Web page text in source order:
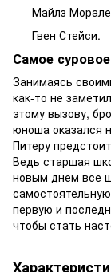
Майлз
Гвен Стейси.
Самое
Занимаясь
как-то не
этому вызову,
юноша оказался
Питеру
Ведь старшая
новым днем все
первую и
чтобы стать